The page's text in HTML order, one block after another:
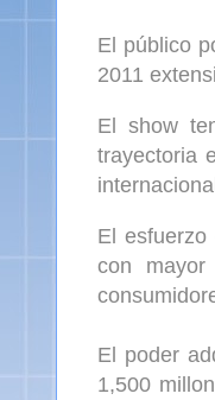
El público
2011
El show
trayectoria
El
con
El poder
1,500